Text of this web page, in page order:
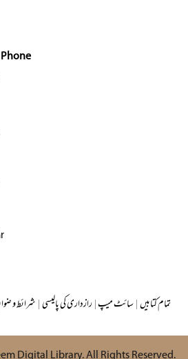
شرائط و|رازداری کی پالیسی|سائٹ میپ|تمام کتابیں
Digital Library. All Rights Reserved.